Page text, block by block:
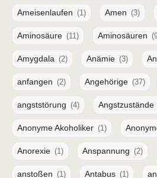
Ameisenlaufen (1) Amen (3)
Aminosäure (11) Aminosäuren
Amygdala (2) Anämie (3)
anfangen (2) Angehörige (37)
angststörung (4) Angstzustände
Anonyme Akoholiker (1)
Anorexie (1) Anspannung (2)
anstoßen (1) Antabus (1)